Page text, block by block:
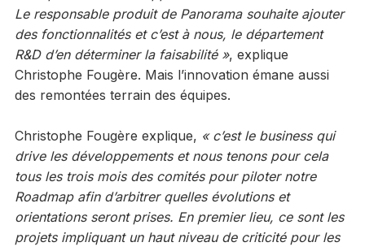
Le responsable produit de Panorama souhaite ajouter
des fonctionnalités et c’est à nous, le département
R&D d’en déterminer la faisabilité », explique
Christophe Fougère. Mais l’innovation émane aussi
des remontées terrain des équipes.
Christophe Fougère explique, « c’est le business qui
drive les développements et nous tenons pour cela
tous les trois mois des comités pour piloter notre
Roadmap afin d’arbitrer quelles évolutions et
orientations seront prises. En premier lieu, ce sont les
projets impliquant un haut niveau de criticité pour les